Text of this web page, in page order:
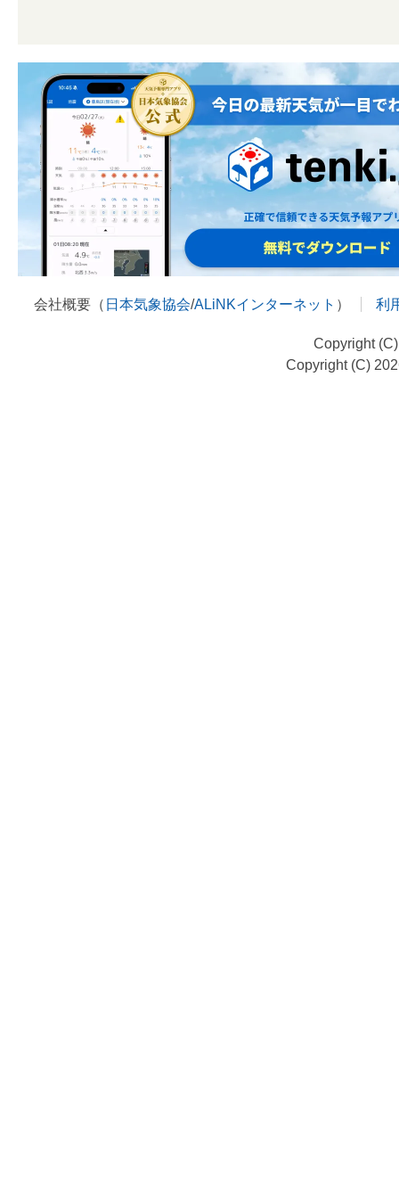
会社概要（ 日本気象協会/ALiNKインターネット ） 利
Copyright
Copyright (C)